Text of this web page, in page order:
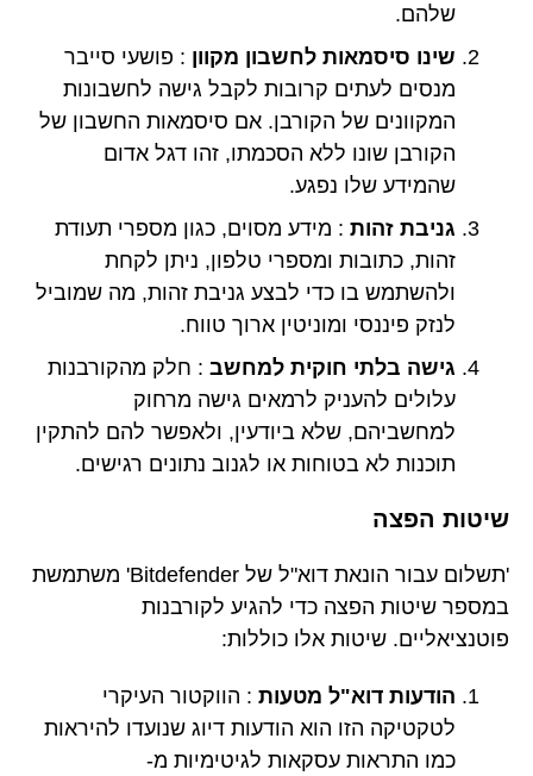
שלהם.
שינו סיסמאות לחשבון מקוון : פושעי סייבר
מנסים לעתים קרובות לקבל גישה לחשבונות
המקוונים של הקורבן. אם סיסמאות החשבון של
הקורבן שונו ללא הסכמתו, זהו דגל אדום
שהמידע שלו נפגע.
גניבת זהות : מידע מסוים, כגון מספרי תעודת
זהות, כתובות ומספרי טלפון, ניתן לקחת
ולהשתמש בו כדי לבצע גניבת זהות, מה שמוביל
לנזק פיננסי ומוניטין ארוך טווח.
גישה בלתי חוקית למחשב : חלק מהקורבנות
עלולים להעניק לרמאים גישה מרחוק
למחשביהם, שלא ביודעין, ולאפשר להם להתקין
תוכנות לא בטוחות או לגנוב נתונים רגישים.
שיטות הפצה
'תשלום עבור הונאת דוא"ל של Bitdefender' משתמשת
במספר שיטות הפצה כדי להגיע לקורבנות
פוטנציאליים. שיטות אלו כוללות:
הודעות דוא"ל מטעות : הווקטור העיקרי
לטקטיקה הזו הוא הודעות דיוג שנועדו להיראות
כמו התראות עסקאות לגיטימיות מ-